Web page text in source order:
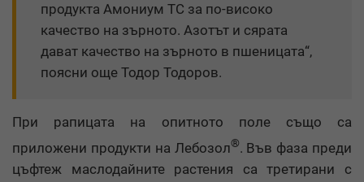
продукта Амониум ТС за по-високо
качество на зърното. Азотът и сярата
дават качество на зърното в пшеницата“,
поясни още Тодор Тодоров.
При рапицата на опитното поле също са
приложени продукти на Лебозол®. Във фаза преди
цъфтеж маслодайните растения са третирани с